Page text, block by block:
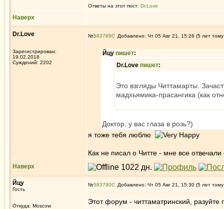
Ответы на этот пост: Dr.Love
Наверх
Dr.Love
Зарегистрирован:
19.02.2018
Суждений: 2202
№583789 Добавлено: Чт 05 Авг 21, 15:26 (5 лет
Йцу пишет:
Dr.Love пишет:
Это взгляды Читтамарты.
мадхьямика-прасангика (как
Доктор, у вас глаза в розь?)
я тоже тебя люблю
Как не писал о Читте - мне все
Наверх
Йцу
Гость
Откуда: Moscow
№583790 Добавлено: Чт 05 Авг 21, 15:30 (5 лет
Этот форум - читтаматринский, разуйте